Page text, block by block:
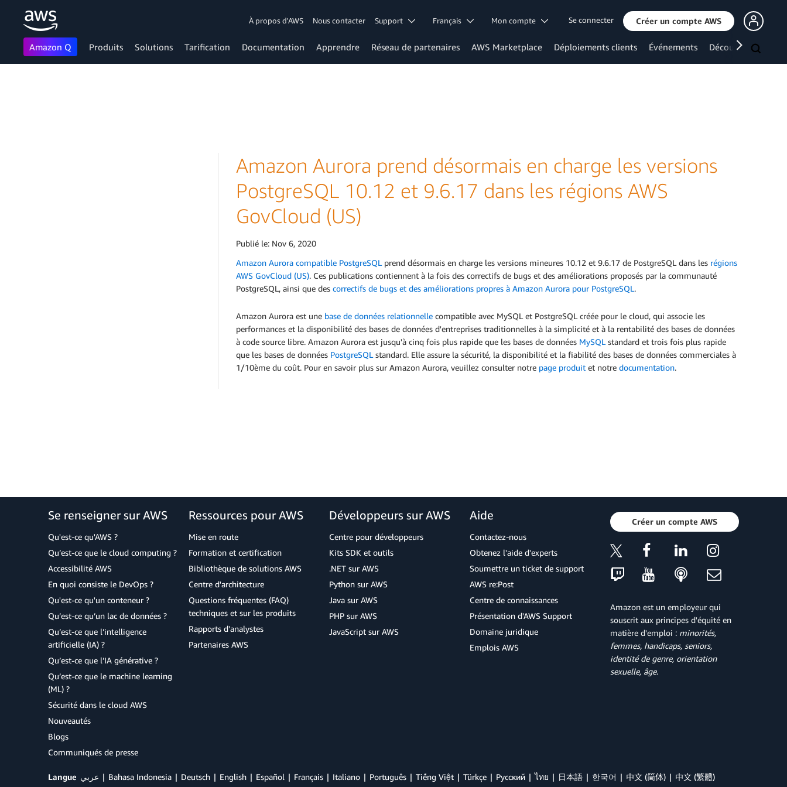
À propos d'AWS Nous contacter Support Français Mon compte Se connecter Créer un compte AWS
Amazon Q Produits Solutions Tarification Documentation Apprendre Réseau de partenaires AWS Marketplace Déploiements clients Événements Découvrir
Amazon Aurora prend désormais en charge les versions
PostgreSQL 10.12 et 9.6.17 dans les régions AWS
GovCloud (US)
Publié le: Nov 6, 2020
Amazon Aurora compatible PostgreSQL prend désormais en charge les versions mineures 10.12 et 9.6.17 de PostgreSQL dans les régions
AWS GovCloud (US). Ces publications contiennent à la fois des correctifs de bugs et des améliorations proposés par la communauté
PostgreSQL, ainsi que des correctifs de bugs et des améliorations propres à Amazon Aurora pour PostgreSQL.
Amazon Aurora est une base de données relationnelle compatible avec MySQL et PostgreSQL créée pour le cloud, qui associe les
performances et la disponibilité des bases de données d'entreprises traditionnelles à la simplicité et à la rentabilité des bases de données
à code source libre. Amazon Aurora est jusqu'à cinq fois plus rapide que les bases de données MySQL standard et trois fois plus rapide
que les bases de données PostgreSQL standard. Elle assure la sécurité, la disponibilité et la fiabilité des bases de données commerciales à
1/10ème du coût. Pour en savoir plus sur Amazon Aurora, veuillez consulter notre page produit et notre documentation.
Se renseigner sur AWS
Qu'est-ce qu'AWS ?
Qu’est-ce que le cloud computing ?
Accessibilité AWS
En quoi consiste le DevOps ?
Qu'est-ce qu'un conteneur ?
Qu’est-ce qu’un lac de données ?
Qu’est-ce que l’intelligence
artificielle (IA) ?
Qu’est-ce que l’IA générative ?
Qu’est-ce que le machine learning
(ML) ?
Sécurité dans le cloud AWS
Nouveautés
Blogs
Communiqués de presse
Ressources pour AWS
Mise en route
Formation et certification
Bibliothèque de solutions AWS
Centre d'architecture
Questions fréquentes (FAQ)
techniques et sur les produits
Rapports d'analystes
Partenaires AWS
Développeurs sur AWS
Centre pour développeurs
Kits SDK et outils
.NET sur AWS
Python sur AWS
Java sur AWS
PHP sur AWS
JavaScript sur AWS
Aide
Contactez-nous
Obtenez l'aide d'experts
Soumettre un ticket de support
AWS re:Post
Centre de connaissances
Présentation d'AWS Support
Domaine juridique
Emplois AWS
Créer un compte AWS
Amazon est un employeur qui
souscrit aux principes d'équité en
matière d'emploi : minorités,
femmes, handicaps, seniors,
identité de genre, orientation
sexuelle, âge.
Langue عربي Bahasa Indonesia Deutsch English Español Français Italiano Português Tiếng Việt Türkçe Ρусский ไทย 日本語 한국어 中文 (简体) 中文 (繁體)